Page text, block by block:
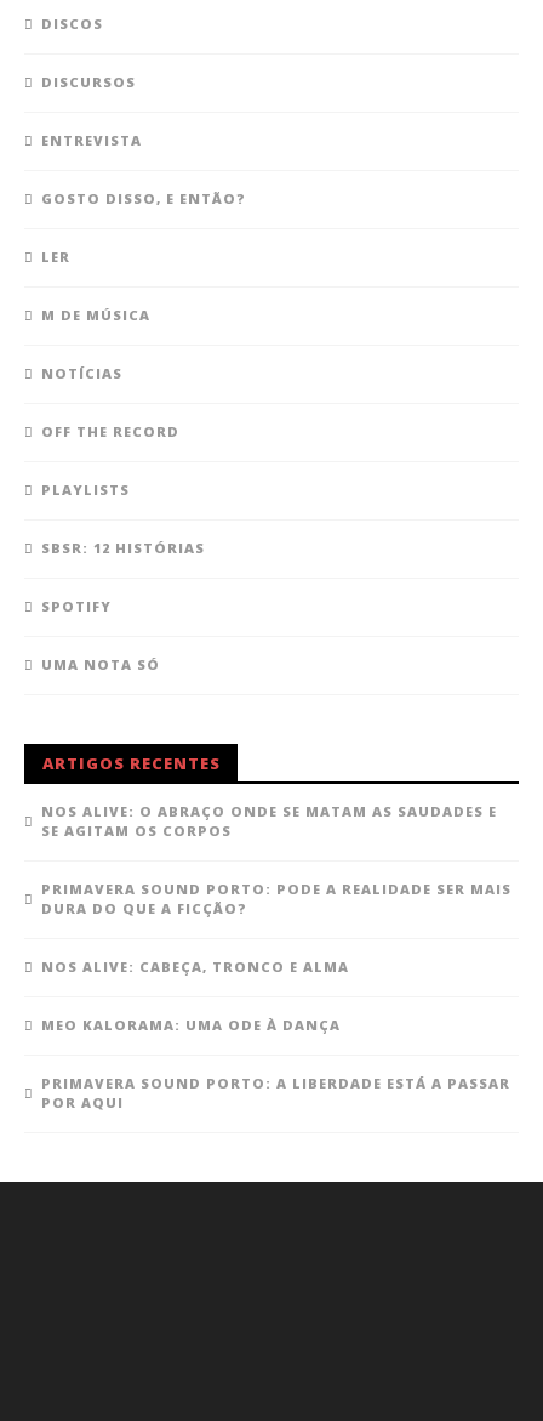
DISCOS
DISCURSOS
ENTREVISTA
GOSTO DISSO, E ENTÃO?
LER
M DE MÚSICA
NOTÍCIAS
OFF THE RECORD
PLAYLISTS
SBSR: 12 HISTÓRIAS
SPOTIFY
UMA NOTA SÓ
ARTIGOS RECENTES
NOS ALIVE: O ABRAÇO ONDE SE MATAM AS SAUDADES E
SE AGITAM OS CORPOS
PRIMAVERA SOUND PORTO: PODE A REALIDADE SER MAIS
DURA DO QUE A FICÇÃO?
NOS ALIVE: CABEÇA, TRONCO E ALMA
MEO KALORAMA: UMA ODE À DANÇA
PRIMAVERA SOUND PORTO: A LIBERDADE ESTÁ A PASSAR
POR AQUI